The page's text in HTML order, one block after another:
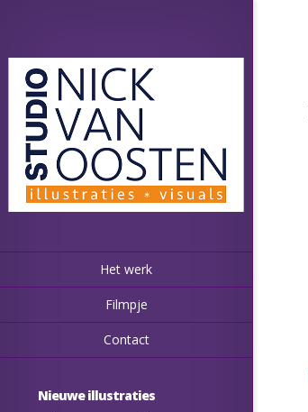
Het werk
Filmpje
Contact
Nieuwe illustraties